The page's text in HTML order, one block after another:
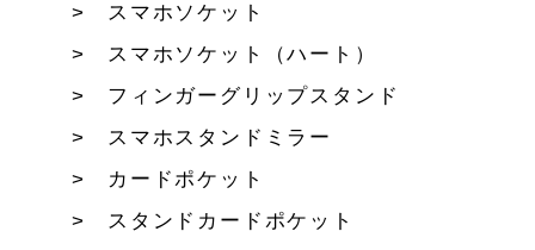
スマホソケット
スマホソケット（ハート）
フィンガーグリップスタンド
スマホスタンドミラー
カードポケット
スタンドカードポケット